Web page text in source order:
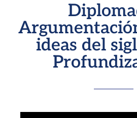
ideas del